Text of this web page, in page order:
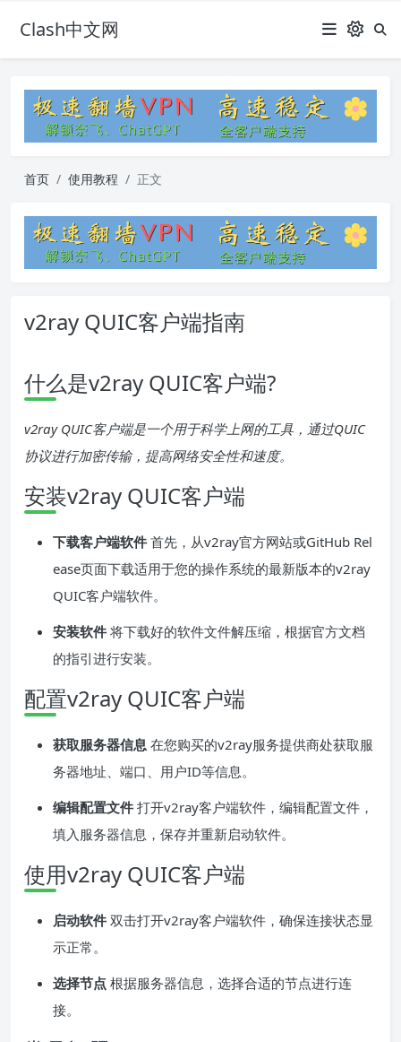
Clash中文网
首页 使用教程 正文
v2ray QUIC客户端指南
什么是v2ray QUIC客户端?
v2ray QUIC客户端是一个用于科学上网的工具，通过QUIC
协议进行加密传输，提高网络安全性和速度。
安装v2ray QUIC客户端
下载客户端软件 首先，从v2ray官方网站或GitHub Rel
ease页面下载适用于您的操作系统的最新版本的v2ray
QUIC客户端软件。
安装软件 将下载好的软件文件解压缩，根据官方文档
的指引进行安装。
配置v2ray QUIC客户端
获取服务器信息 在您购买的v2ray服务提供商处获取服
务器地址、端口、用户ID等信息。
编辑配置文件 打开v2ray客户端软件，编辑配置文件，
填入服务器信息，保存并重新启动软件。
使用v2ray QUIC客户端
启动软件 双击打开v2ray客户端软件，确保连接状态显
示正常。
选择节点 根据服务器信息，选择合适的节点进行连
接。